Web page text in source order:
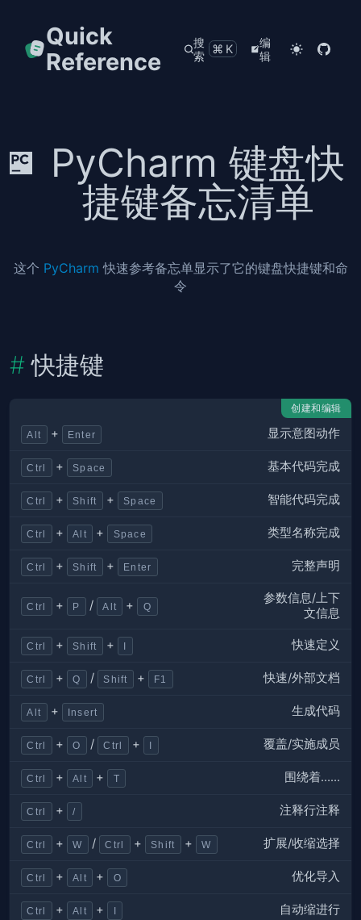
Quick
Reference
搜
索
⌘K
编
辑
PyCharm 键盘快
捷键备忘清单
这个 PyCharm 快速参考备忘单显示了它的键盘快捷键和命
令
快捷键
创建和编辑
Alt + Enter 显示意图动作
Ctrl + Space 基本代码完成
Ctrl + Shift + Space 智能代码完成
Ctrl + Alt + Space 类型名称完成
Ctrl + Shift + Enter 完整声明
Ctrl + P / Alt + Q
参数信息/上下
文信息
Ctrl + Shift + I 快速定义
Ctrl + Q / Shift + F1 快速/外部文档
Alt + Insert 生成代码
Ctrl + O / Ctrl + I 覆盖/实施成员
Ctrl + Alt + T 围绕着……
Ctrl + / 注释行注释
Ctrl + W / Ctrl + Shift + W 扩展/收缩选择
Ctrl + Alt + O 优化导入
Ctrl + Alt + I 自动缩进行